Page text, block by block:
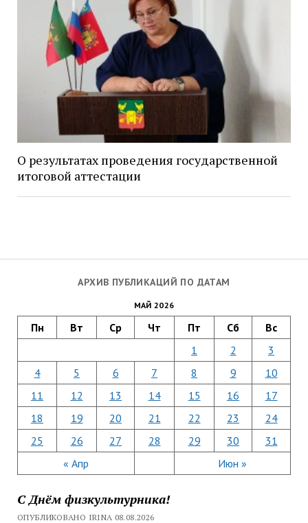
АРХИВ ПУБЛИКАЦИЙ ПО ДАТАМ
МАЙ 2026
Пн Вт Ср Чт Пт Сб Вс
« Апр Июн »
1 2
3
4
5 6 7 8 9
10
11
12 13 14 15 16
17
18
19 20 21 22 23
24
25
26 27 28 29 30 31
С Днём физкультурника!
ОПУБЛИКОВАНО IRINA 08.08.2026
О результатах проведения государственной
итоговой аттестации